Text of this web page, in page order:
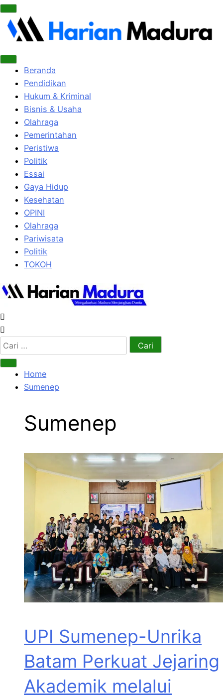
Beranda
Pendidikan
Hukum & Kriminal
Bisnis & Usaha
Olahraga
Pemerintahan
Peristiwa
Politik
Essai
Gaya Hidup
Kesehatan
OPINI
Olahraga
Pariwisata
Politik
TOKOH
Cari
untuk:
Home
Sumenep
Sumenep
UPI Sumenep-Unrika
Batam Perkuat Jejaring
Akademik melalui